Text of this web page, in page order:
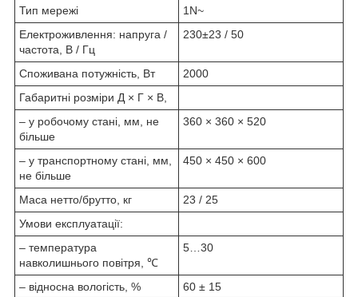
Тип мережі
1N~
Електроживлення: напруга /
частота, В / Гц
230±23 / 50
Споживана потужність, Вт
2000
Габаритні розміри Д × Г × В,
– у робочому стані, мм, не
більше
360 × 360 × 520
– у транспортному стані, мм,
не більше
450 × 450 × 600
Маса нетто/брутто, кг
23 / 25
Умови експлуатації:
– температура
навколишнього повітря, ℃
5…30
– відносна вологість, % 60 ± 15